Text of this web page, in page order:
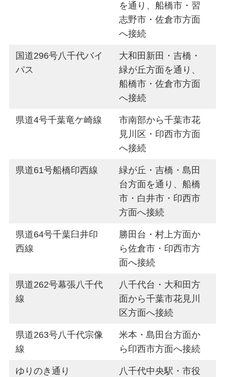
を通り、船橋市・習
志野市・佐倉市方面
へ接続
国道296号八千代バイ
パス
大和田新田・吉橋・
緑が丘方面を通り、
船橋市・佐倉市方面
へ接続
県道4号千葉竜ケ崎線
市南部から千葉市花
見川区・印西市方面
へ接続
県道61号船橋印西線
緑が丘・吉橋・島田
台方面を通り、船橋
市・白井市・印西市
方面へ接続
県道64号千葉臼井印
西線
勝田台・村上方面か
ら佐倉市・印西市方
面へ接続
県道262号幕張八千代
線
八千代台・大和田方
面から千葉市花見川
区方面へ接続
県道263号八千代宗像
線
米本・島田台方面か
ら印西市方面へ接続
ゆりのき通り
八千代中央駅・市役